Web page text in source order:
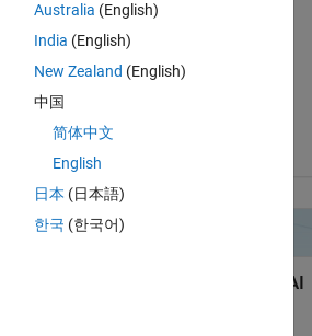
Natalia Gonzalez
el 21 de Feb. de 2019
el 22 de Feb. de 2019
Australia (English)
India (English)
New Zealand (English)
中国
简体中文
English
日本 (日本語)
한국 (한국어)